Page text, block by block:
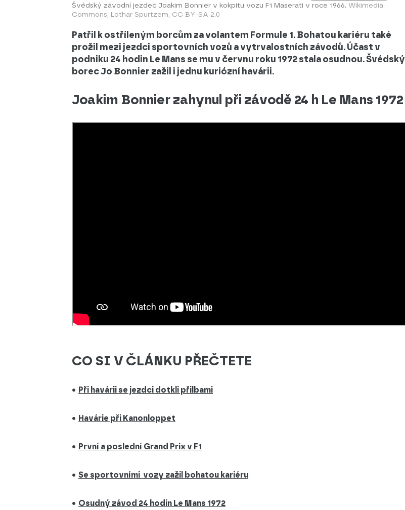
Švédský závodní jezdec Joakim Bonnier v kokpitu vozu F1 Maserati v roce 1966. Wikimedia
Commons, Lothar Spurtzem, CC BY-SA 2.0
Patřil k ostříleným borcům za volantem Formule 1. Bohatou kariéru také
prožil mezi jezdci sportovních vozů a vytrvalostních závodů. Účast v
podniku 24 hodin Le Mans se mu v červnu roku 1972 stala osudnou. Švédský
borec Jo Bonnier zažil i jednu kuriózní havárii.
Joakim Bonnier zahynul při závodě 24 h Le Mans 1972
CO SI V ČLÁNKU PŘEČTETE
• Při havárii se jezdci dotkli přilbami
• Havárie při Kanonloppet
• První a poslední Grand Prix v F1
• Se sportovními vozy zažil bohatou kariéru
• Osudný závod 24 hodin Le Mans 1972